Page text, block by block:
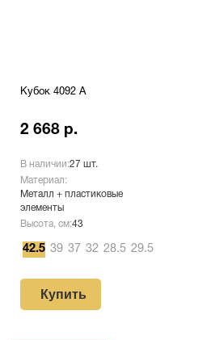
Кубок 4092 A
2 668 р.
В наличии:27 шт.
Материал:
Металл + пластиковые
элементы
Высота, см:43
42.5 39 37 32 28.5 29.5
Купить